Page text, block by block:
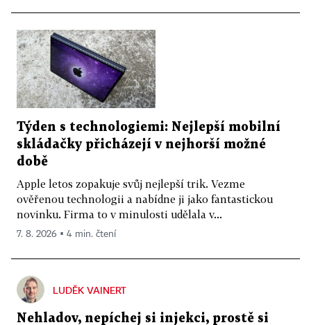
Týden s technologiemi: Nejlepší mobilní
skládačky přicházejí v nejhorší možné
době
Apple letos zopakuje svůj nejlepší trik. Vezme
ověřenou technologii a nabídne ji jako fantastickou
novinku. Firma to v minulosti udělala v...
7. 8. 2026 ▪ 4 min. čtení
LUDĚK VAINERT
Nehladov, nepíchej si injekci, prostě si